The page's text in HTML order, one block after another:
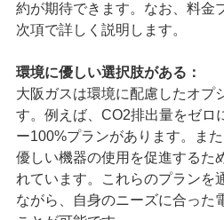
約が期待できます。なお、料金
次項で詳しく説明します。
環境に優しい選択肢がある：
大阪ガスは環境に配慮したオプ
す。例えば、CO2排出量をゼロ
ー100%プランがあります。ま
優しい機器の使用を促進するた
れています。これらのプランを
ながら、自身のニーズに合った